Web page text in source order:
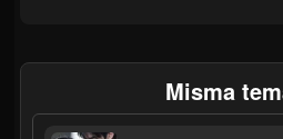
Misma